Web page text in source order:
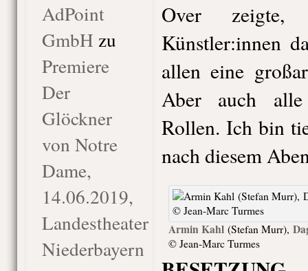
AdPoint
GmbH zu
Premiere
Der
Glöckner
von Notre
Dame,
14.06.2019,
Landestheater
Niederbayern
Over zeigte,
Künstler:innen
allen eine
Aber auch
Rollen. Ich bin
nach diesem
Armin Kahl(Stefan Murr),
© Jean-Marc Turmes